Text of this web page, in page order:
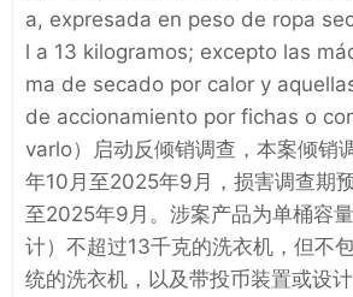
a, expresada en peso de ropa
l a 13 kilogramos; excepto las
ma de secado por calor y
de accionamiento por fichas o
varlo）启动反倾销调查，本案倾销
年10月至2025年9月，损害调查期
至2025年9月。涉案产品为单桶容
计）不超过13千克的洗衣机，但不
统的洗衣机，以及带投币装置或设